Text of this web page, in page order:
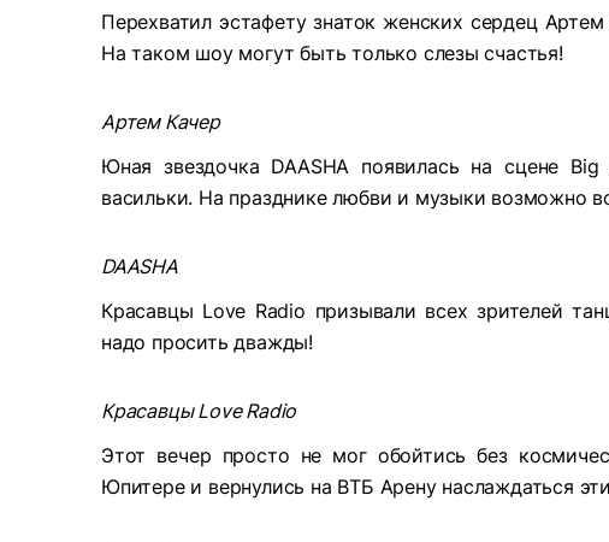
Перехватил эстафету знаток женских сердец
На таком шоу могут быть только слезы счастья!
Артем Качер
Юная звездочка DAASHA появилась на сцене Big
васильки. На празднике любви и музыки возможно
DAASHA
Красавцы Love Radio призывали всех зрителей
надо просить дважды!
Красавцы Love Radio
Этот вечер просто не мог обойтись без
Юпитере и вернулись на ВТБ Арену наслаждаться